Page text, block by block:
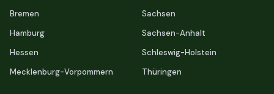
Bremen
Hamburg
Hessen
Mecklenburg-Vorpommern
Sachsen
Sachsen-Anhalt
Schleswig-Holstein
Thüringen